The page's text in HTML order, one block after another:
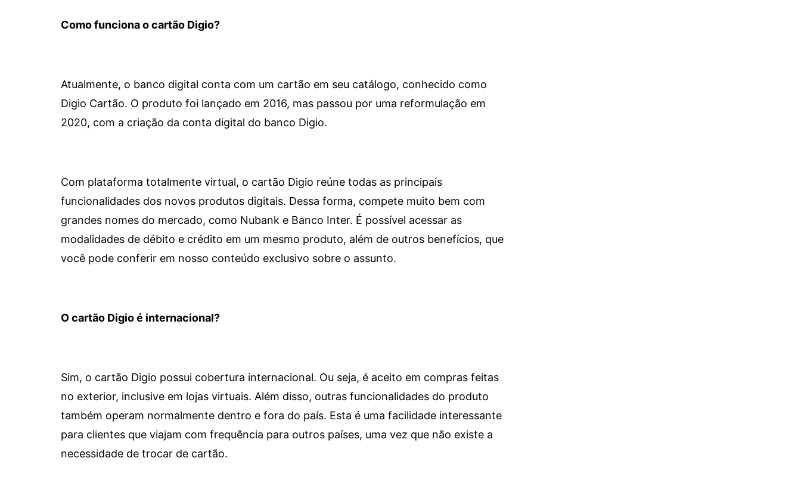
Como funciona o cartão Digio?
Atualmente, o banco digital conta com um cartão em seu catálogo, conhecido como
Digio Cartão. O produto foi lançado em 2016, mas passou por uma reformulação em
2020, com a criação da conta digital do banco Digio.
Com plataforma totalmente virtual, o cartão Digio reúne todas as principais
funcionalidades dos novos produtos digitais. Dessa forma, compete muito bem com
grandes nomes do mercado, como Nubank e Banco Inter. É possível acessar as
modalidades de débito e crédito em um mesmo produto, além de outros benefícios, que
você pode conferir em nosso conteúdo exclusivo sobre o assunto.
O cartão Digio é internacional?
Sim, o cartão Digio possui cobertura internacional. Ou seja, é aceito em compras feitas
no exterior, inclusive em lojas virtuais. Além disso, outras funcionalidades do produto
também operam normalmente dentro e fora do país. Esta é uma facilidade interessante
para clientes que viajam com frequência para outros países, uma vez que não existe a
necessidade de trocar de cartão.